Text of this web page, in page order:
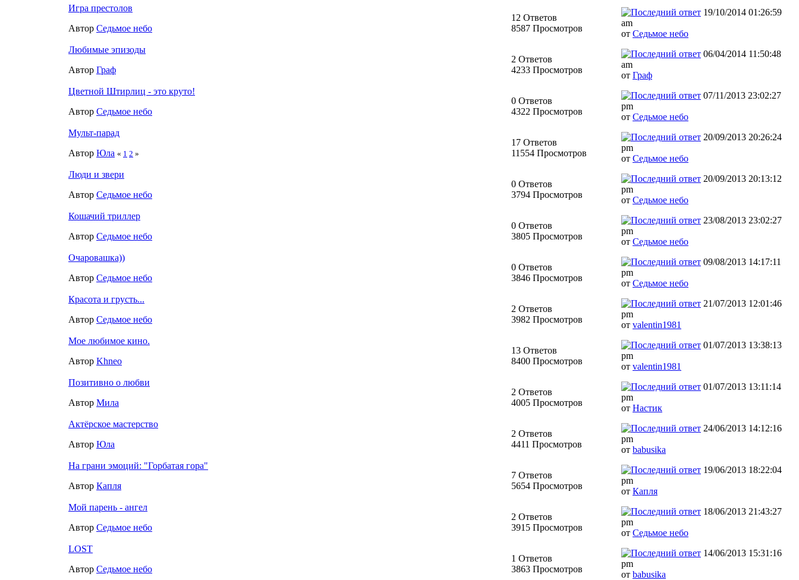
Игра престолов
Автор Седьмое небо
12 Ответов
8587 Просмотров
19/10/2014 01:26:59
am
от Седьмое небо
Любимые эпизоды
Автор Граф
2 Ответов
4233 Просмотров
06/04/2014 11:50:48
am
от Граф
Цветной Штирлиц - это круто!
Автор Седьмое небо
0 Ответов
4322 Просмотров
07/11/2013 23:02:27
pm
от Седьмое небо
Мульт-парад
Автор Юла « 1 2 »
17 Ответов
11554 Просмотров
20/09/2013 20:26:24
pm
от Седьмое небо
Люди и звери
Автор Седьмое небо
0 Ответов
3794 Просмотров
20/09/2013 20:13:12
pm
от Седьмое небо
Кошачий триллер
Автор Седьмое небо
0 Ответов
3805 Просмотров
23/08/2013 23:02:27
pm
от Седьмое небо
Очаровашка))
Автор Седьмое небо
0 Ответов
3846 Просмотров
09/08/2013 14:17:11
pm
от Седьмое небо
Красота и грусть...
Автор Седьмое небо
2 Ответов
3982 Просмотров
21/07/2013 12:01:46
pm
от valentin1981
Мое любимое кино.
Автор Khneo
13 Ответов
8400 Просмотров
01/07/2013 13:38:13
pm
от valentin1981
Позитивно о любви
Автор Мила
2 Ответов
4005 Просмотров
01/07/2013 13:11:14
pm
от Настик
Актёрское мастерство
Автор Юла
2 Ответов
4411 Просмотров
24/06/2013 14:12:16
pm
от babusika
На грани эмоций: "Горбатая гора"
Автор Капля
7 Ответов
5654 Просмотров
19/06/2013 18:22:04
pm
от Капля
Мой парень - ангел
Автор Седьмое небо
2 Ответов
3915 Просмотров
18/06/2013 21:43:27
pm
от Седьмое небо
LOST
Автор Седьмое небо
1 Ответов
3863 Просмотров
14/06/2013 15:31:16
pm
от babusika